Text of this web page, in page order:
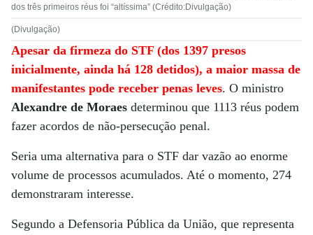
dos três primeiros réus foi “altíssima” (Crédito:Divulgação)
(Divulgação)
Apesar da firmeza do STF (dos 1397 presos
inicialmente, ainda há 128 detidos), a maior massa de
manifestantes pode receber penas leves. O ministro
Alexandre de Moraes determinou que 1113 réus podem
fazer acordos de não-persecução penal.
Seria uma alternativa para o STF dar vazão ao enorme
volume de processos acumulados. Até o momento, 274
demonstraram interesse.
Segundo a Defensoria Pública da União, que representa